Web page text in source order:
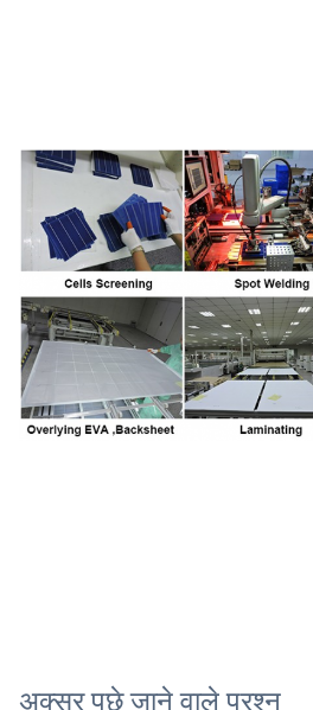
अक्सर पूछे जाने वाले प्रश्न